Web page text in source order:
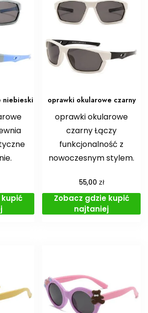
niebieski
kupić
oprawki okularowe czarny
oprawki okularowe
czarny Łączy
funkcjonalność z
nowoczesnym stylem.
55,00 zł
Zobacz gdzie kupić
najtaniej